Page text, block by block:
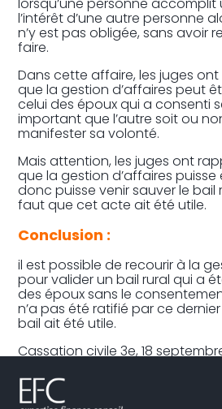
Aller
l’intérêt d’une autre personne
n’y est pas obligée, sans avoir
faire.
Dans cette affaire, les juges
que la gestion d’affaires peut
celui des époux qui a consenti
important que l’autre soit ou
manifester sa volonté.
Mais attention, les juges ont
que la gestion d’affaires
donc puisse venir sauver le bail
faut que cet acte ait été utile.
Conclusion :
il est possible de recourir à la
pour valider un bail rural qui a
des époux sans le
n’a pas été ratifié par ce
bail ait été utile.
Cassation civile 3e, 18
Partager :